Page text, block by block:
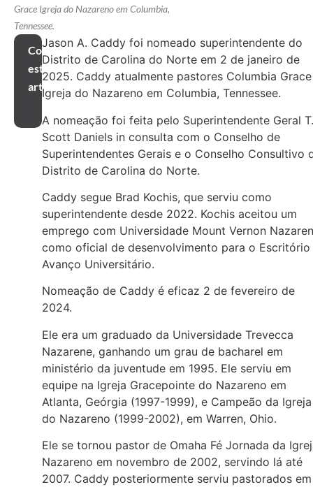
Grace Igreja do Nazareno em Columbia,
Tennessee.
Compartilhar
este
artigo
Jason A. Caddy foi nomeado superintendente do
Distrito de Carolina do Norte em 2 de janeiro de
2025. Caddy atualmente pastores Columbia Grace
Igreja do Nazareno em Columbia, Tennessee.
A nomeação foi feita pelo Superintendente Geral T.
Scott Daniels in consulta com o Conselho de
Superintendentes Gerais e o Conselho Consultivo
Distrito de Carolina do Norte.
Caddy segue Brad Kochis, que serviu como
superintendente desde 2022. Kochis aceitou um
emprego com Universidade Mount Vernon
como oficial de desenvolvimento para o Escritório
Avanço Universitário.
Nomeação de Caddy é eficaz 2 de fevereiro de
2024.
Ele era um graduado da Universidade Trevecca
Nazarene, ganhando um grau de bacharel em
ministério da juventude em 1995. Ele serviu em
equipe na Igreja Gracepointe do Nazareno em
Atlanta, Geórgia (1997-1999), e Campeão da Igreja
do Nazareno (1999-2002), em Warren, Ohio.
Ele se tornou pastor de Omaha Fé Jornada da
Nazareno em novembro de 2002, servindo lá até
2007. Caddy posteriormente serviu pastorados em